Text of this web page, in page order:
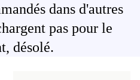
dans d'autres
pas pour le
désolé.